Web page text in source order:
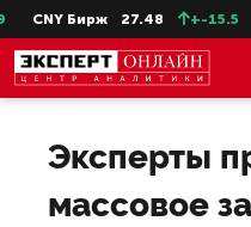
CNY Бирж 27.48 +-15.5
Эксперты
массовое